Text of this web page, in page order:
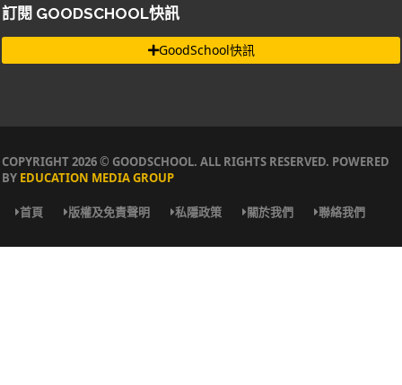
訂閱 GOODSCHOOL快訊
GoodSchool快訊
COPYRIGHT 2026 © GOODSCHOOL. ALL RIGHTS RESERVED. POWERED
BY EDUCATION MEDIA GROUP
首頁 版權及免責聲明 私隱政策 關於我們 聯絡我們